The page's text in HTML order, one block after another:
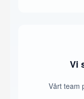
Vi
Vårt team